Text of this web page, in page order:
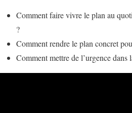
Comment faire vivre le plan au
?
Comment rendre le plan concret
Comment mettre de l’urgence dans